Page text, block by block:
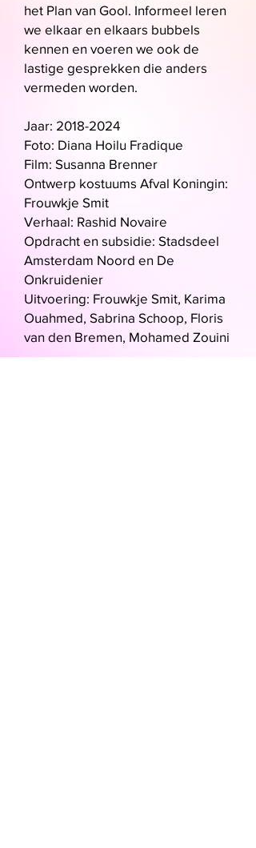
het Plan van Gool. Informeel leren
we elkaar en elkaars bubbels
kennen en voeren we ook de
lastige gesprekken die anders
vermeden worden.
Jaar: 2018-2024
Foto: Diana Hoilu Fradique
Film: Susanna Brenner
Ontwerp kostuums Afval Koningin:
Frouwkje Smit
Verhaal: Rashid Novaire
Opdracht en subsidie: Stadsdeel
Amsterdam Noord en De
Onkruidenier
Uitvoering: Frouwkje Smit, Karima
Ouahmed, Sabrina Schoop, Floris
van den Bremen, Mohamed Zouini